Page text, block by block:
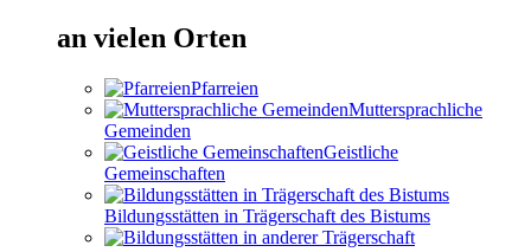
an vielen Orten
Pfarreien
Muttersprachliche
Gemeinden
Geistliche
Gemeinschaften
Bildungsstätten in Trägerschaft des Bistums